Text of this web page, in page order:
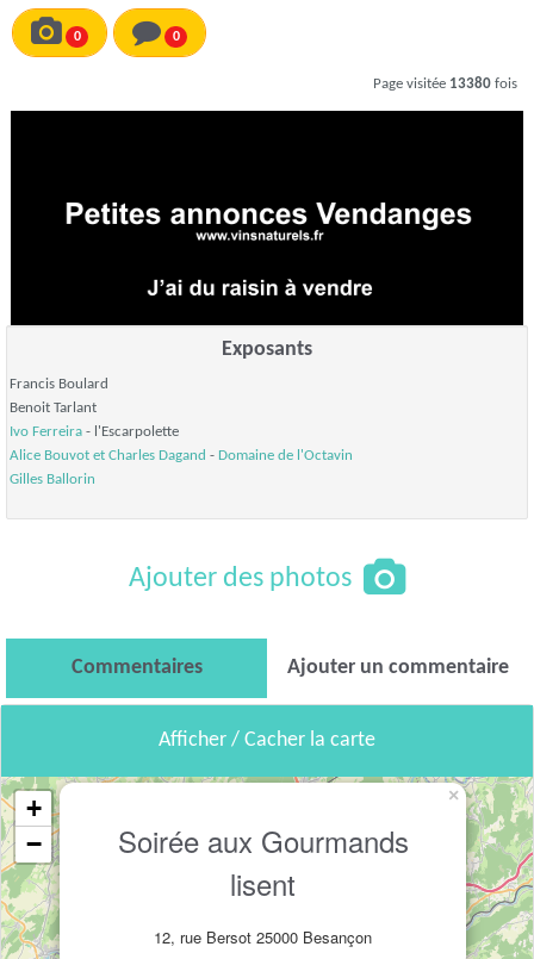
0 0
Page visitée 13380 fois
Exposants
Francis Boulard
Benoit Tarlant
Ivo Ferreira - l'Escarpolette
Alice Bouvot et Charles Dagand - Domaine de l'Octavin
Gilles Ballorin
Ajouter des photos
Commentaires Ajouter un commentaire
Afficher / Cacher la carte
Soirée aux Gourmands
lisent
12, rue Bersot 25000 Besançon
×
+
−